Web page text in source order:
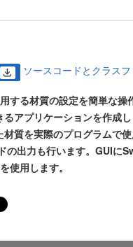
ソースコードとクラス
する材質の設定を簡単な操
るアプリケーションを作成
質を実際のプログラムで使
の出力も行います。GUIに
使用します。